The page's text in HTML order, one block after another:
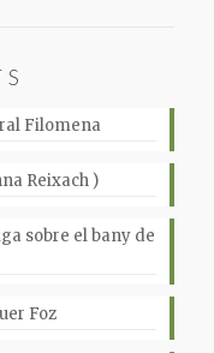
Filomena
Reixach )
sobre el bany de
Foz